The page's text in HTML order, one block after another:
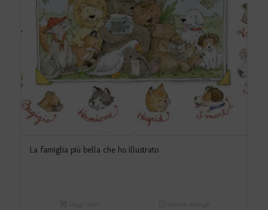
La famiglia più bella che ho illustrato